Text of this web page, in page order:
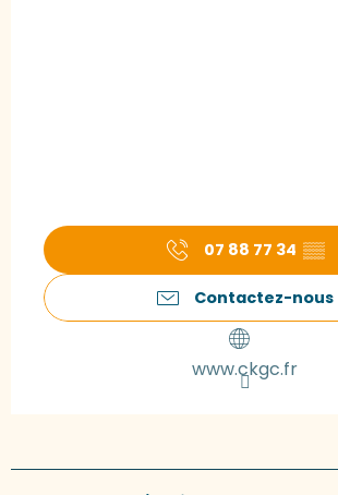
07 88 77 34 ▒▒
Contactez-nous
www.ckgc.fr